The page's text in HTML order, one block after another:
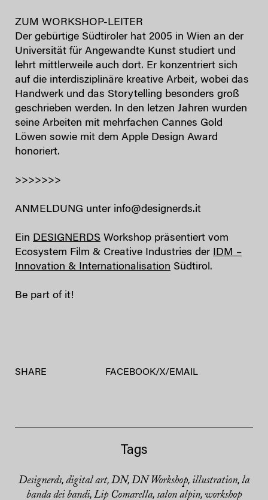
ZUM WORKSHOP-LEITER
Der gebürtige Südtiroler hat 2005 in Wien an der
Universität für Angewandte Kunst studiert und
lehrt mittlerweile auch dort. Er konzentriert sich
auf die interdisziplinäre kreative Arbeit, wobei das
Handwerk und das Storytelling besonders groß
geschrieben werden. In den letzen Jahren wurden
seine Arbeiten mit mehrfachen Cannes Gold
Löwen sowie mit dem Apple Design Award
honoriert.
>>>>>>>
ANMELDUNG unter info@designerds.it
Ein DESIGNERDS Workshop präsentiert vom
Ecosystem Film & Creative Industries der IDM –
Innovation & Internationalisation Südtirol.
Be part of it!
SHARE FACEBOOK/X/ EMAIL
Tags
Designerds, digital art, DN, DN Workshop, illustration, la
banda dei bandi, Lip Comarella, salon alpin, workshop